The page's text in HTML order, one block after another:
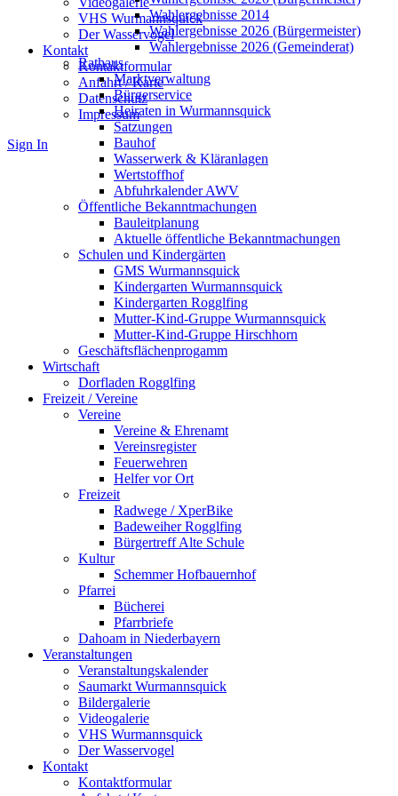
VHS Wurmannsquick
Der Wasservogel
Kontakt
Kontaktformular
Anfahrt / Karte
Datenschutz
Impressum
Sign In
Wahlergebnisse 2014
Wahlergebnisse 2026 (Bürgermeister)
Wahlergebnisse 2026 (Gemeinderat)
Rathaus
Marktverwaltung
Bürgerservice
Heiraten in Wurmannsquick
Satzungen
Bauhof
Wasserwerk & Kläranlagen
Wertstoffhof
Abfuhrkalender AWV
Öffentliche Bekanntmachungen
Bauleitplanung
Aktuelle öffentliche Bekanntmachungen
Schulen und Kindergärten
GMS Wurmannsquick
Kindergarten Wurmannsquick
Kindergarten Rogglfing
Mutter-Kind-Gruppe Wurmannsquick
Mutter-Kind-Gruppe Hirschhorn
Geschäftsflächenprogamm
Wirtschaft
Dorfladen Rogglfing
Freizeit / Vereine
Vereine
Vereine & Ehrenamt
Vereinsregister
Feuerwehren
Helfer vor Ort
Freizeit
Radwege / XperBike
Badeweiher Rogglfing
Bürgertreff Alte Schule
Kultur
Schemmer Hofbauernhof
Pfarrei
Bücherei
Pfarrbriefe
Dahoam in Niederbayern
Veranstaltungen
Veranstaltungskalender
Saumarkt Wurmannsquick
Bildergalerie
Videogalerie
VHS Wurmannsquick
Der Wasservogel
Kontakt
Kontaktformular